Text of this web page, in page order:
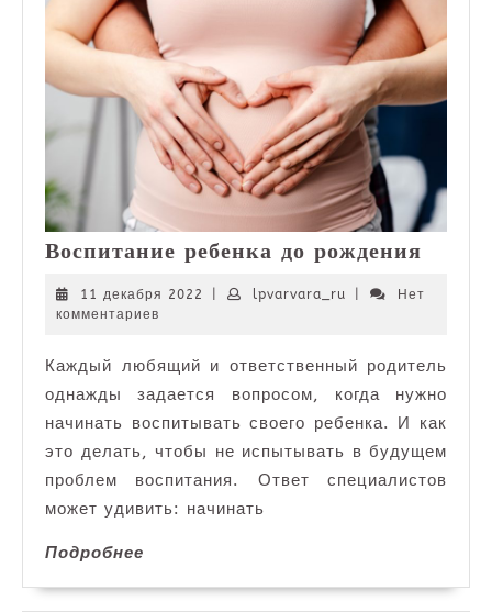
Воспитание ребенка до рождения
до
11 декабря 2022 lpvarvara_rulpvarvara_ru
Нет
комментариев
Каждый любящий и ответственный родитель
однажды задается вопросом, когда нужно
начинать воспитывать своего ребенка. И как
это делать, чтобы не испытывать в будущем
проблем воспитания. Ответ специалистов
может удивить: начинать
Подробнее